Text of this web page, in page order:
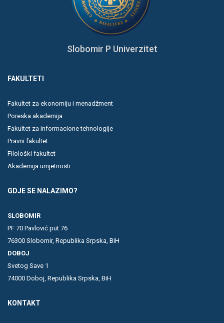
Slobomir P Univerzitet
FAKULTETI
Fakultet za ekonomiju i menadžment
Poreska akademija
Fakultet za informacione tehnologije
Pravni fakultet
Filološki fakultet
Akademija umjetnosti
GDJE SE NALAZIMO?
SLOBOMIR
PF 70 Pavlović put 76
76300 Slobomir, Republika Srpska, BiH
DOBOJ
Svetog Save 1
74000 Doboj, Republika Srpska, BiH
KONTAKT